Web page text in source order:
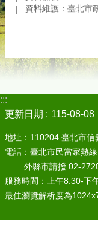
資料維護：臺北市
:::
更新日期
115-08-08
地址：110204 臺北市信
電話：臺北市民當家熱
外縣市請撥 02-
服務時間：上午8:30-下
最佳瀏覽解析度為